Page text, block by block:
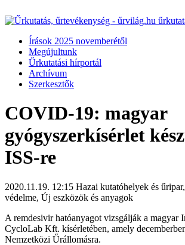
Írások 2025 novemberétől
Megújultunk
Űrkutatási hírportál
Archívum
Szerkesztők
COVID-19: magyar
gyógyszerkísérlet
ISS-re
2020.11.19. 12:15 Hazai kutatóhelyek és
védelme, Új eszközök és anyagok
A remdesivir hatóanyagot vizsgálják a magyar
CycloLab Kft. kísérletében, amely
Nemzetközi Űrállomásra.